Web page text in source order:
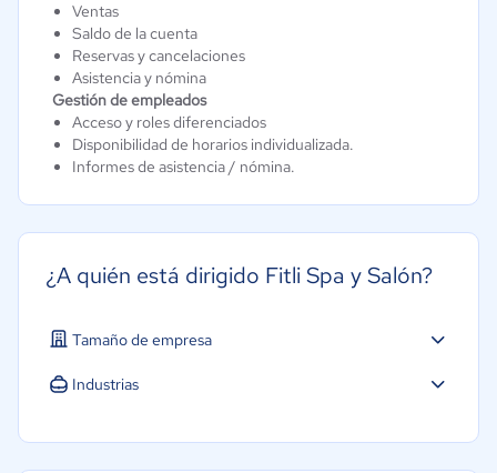
Ventas
Saldo de la cuenta
Reservas y cancelaciones
Asistencia y nómina
Gestión de empleados
Acceso y roles diferenciados
Disponibilidad de horarios individualizada.
Informes de asistencia / nómina.
¿A quién está dirigido Fitli Spa y Salón?
Tamaño de empresa
Industrias